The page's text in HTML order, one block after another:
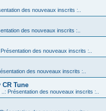
des nouveaux inscrits :..
des nouveaux inscrits :..
Présentation des nouveaux inscrits :..
des nouveaux inscrits :..
CR Tune
..: Présentation des nouveaux inscrits :..